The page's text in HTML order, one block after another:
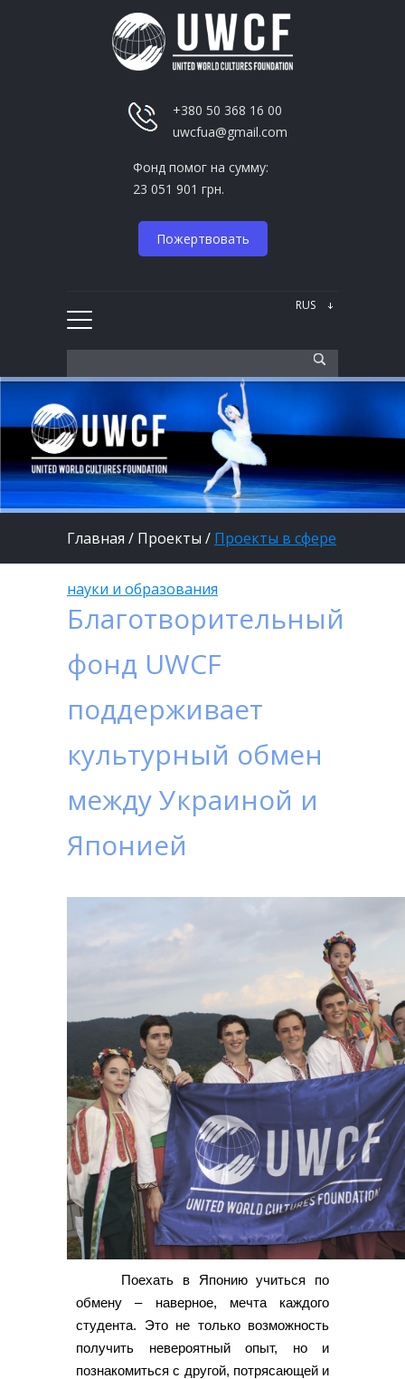
+380 50 368 16 00
uwcfua@gmail.com
Фонд помог на сумму:
23 051 901 грн.
Пожертвовать
Главная / Проекты / Проекты в сфере
науки и образования
Благотворительный
фонд UWCF
поддерживает
культурный обмен
между Украиной и
Японией
Поехать в Японию учиться по
обмену – наверное, мечта каждого
студента. Это не только возможность
получить невероятный опыт, но и
познакомиться с другой, потрясающей и